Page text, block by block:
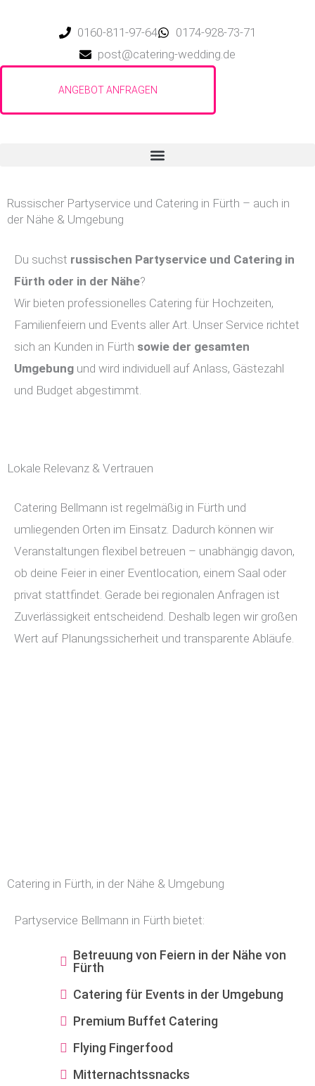
0160-811-97-64
0174-928-73-71
post@catering-wedding.de
Russischer Partyservice und Catering in Fürth – auch in
der Nähe & Umgebung
Du suchst russischen Partyservice und Catering in
Fürth oder in der Nähe?
Wir bieten professionelles Catering für Hochzeiten,
Familienfeiern und Events aller Art. Unser Service richtet
sich an Kunden in Fürth sowie der gesamten
Umgebung und wird individuell auf Anlass, Gästezahl
und Budget abgestimmt.
Lokale Relevanz & Vertrauen
Catering Bellmann ist regelmäßig in Fürth und
umliegenden Orten im Einsatz. Dadurch können wir
Veranstaltungen flexibel betreuen – unabhängig davon,
ob deine Feier in einer Eventlocation, einem Saal oder
privat stattfindet. Gerade bei regionalen Anfragen ist
Zuverlässigkeit entscheidend. Deshalb legen wir großen
Wert auf Planungssicherheit und transparente Abläufe.
Catering in Fürth, in der Nähe & Umgebung
Partyservice Bellmann in Fürth bietet:
Betreuung von Feiern in der Nähe von
Fürth
Catering für Events in der Umgebung
Premium Buffet Catering
Flying Fingerfood
Mitternachtssnacks